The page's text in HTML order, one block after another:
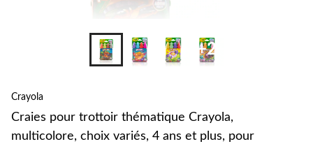
4
+2
Crayola
Craies pour trottoir thématique Crayola,
multicolore, choix variés, 4 ans et plus, pour